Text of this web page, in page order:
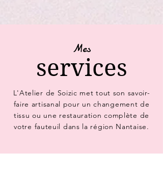
Mes
services
L'Atelier de Soizic met tout son savoir-
faire artisanal pour un changement de
tissu ou une restauration complète de
votre fauteuil dans la région Nantaise.